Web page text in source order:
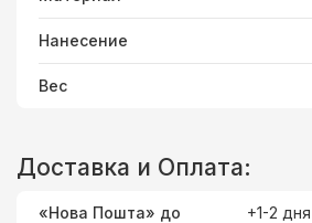
Нанесение
Вес
Доставка и Оплата:
«Нова Пошта» до
+1-2